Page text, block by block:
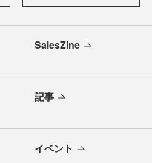
SalesZine
記事
イベント